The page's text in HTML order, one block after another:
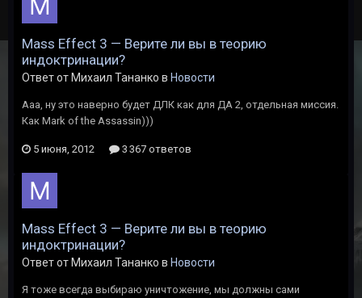
Mass Effect 3 — Верите ли вы в теорию
индоктринации?
Ответ от Михаил Тананко в Новости
Ааа, ну это наверно будет ДЛК как для ДА 2, отдельная миссия.
Как Mark of the Assassin)))
5 июня, 2012 3 367 ответов
Mass Effect 3 — Верите ли вы в теорию
индоктринации?
Ответ от Михаил Тананко в Новости
Я тоже всегда выбираю уничтожение, мы должны сами